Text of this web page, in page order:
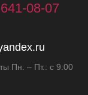
08-07
Пн. – Пт.: с 9:00